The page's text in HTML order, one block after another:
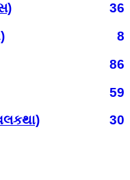
36
8
86
59
30